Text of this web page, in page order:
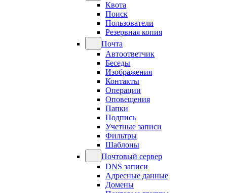
Квота
Поиск
Пользователи
Резервная копия
Почта
Автоответчик
Беседы
Изображения
Контакты
Операции
Оповещения
Папки
Подпись
Учетные записи
Фильтры
Шаблоны
Почтовый сервер
DNS записи
Адресные данные
Домены